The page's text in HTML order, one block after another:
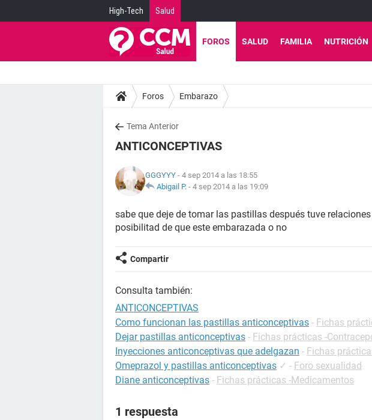
High-Tech Salud
FOROS SALUD FAMILIA NUTRICIÓN
Foros Embarazo
Tema Anterior
ANTICONCEPTIVAS
GGGYYY - 4 sep 2014 a las 18:55
Abigail P. - 4 sep 2014 a las 19:09
sabe que deje de tomar las pastillas después tuve
posibilitad de que este embarazada o no
Compartir
Consulta también:
ANTICONCEPTIVAS
Como funcionan las pastillas anticonceptivas - Fichas
Dejar pastillas anticonceptivas - Fichas prácticas -
Inyecciones anticonceptivas que adelgazan - Fichas
Omeprazol y pastillas anticonceptivas ✓ - Foro sexualidad
Diane anticonceptivas - Fichas prácticas -Medicamentos
1 respuesta